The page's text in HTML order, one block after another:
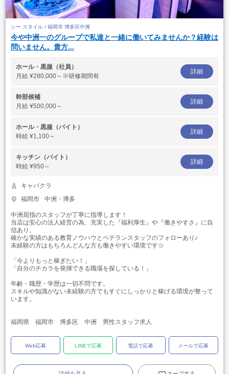
シー スタイル / 福岡市 博多区中洲
今や中洲一のグループで私達と一緒に働いてみませんか？経験は
問いません。貴方...
ホール・黒服（社員）
月給 ¥280,000～※研修期間有
詳細
幹部候補
月給 ¥500,000～
詳細
ホール・黒服（バイト）
時給 ¥1,100～
詳細
キッチン（バイト）
時給 ¥950～
詳細
キャバクラ
福岡市
中洲・博多
中洲屈指のスタッフが丁寧に指導します！
当店は安心の法人経営の為、充実した『福利厚生』や『働きやすさ』に自
信あり。
確かな実績のある教育ノウハウとベテランスタッフのフォローあり♪
未経験の方はもちろんどんな方も働きやすい環境です☆
「今よりもっと稼ぎたい！」
「自分のチカラを発揮できる職場を探している！」
年齢・職歴・学歴は一切不問です。
スキルや知識がない未経験の方でもすぐにしっかりと稼げる環境が整って
います。
福岡県 福岡市 博多区 中洲 男性スタッフ求人
Web応募 LINEで応募 電話で応募 メールで応募